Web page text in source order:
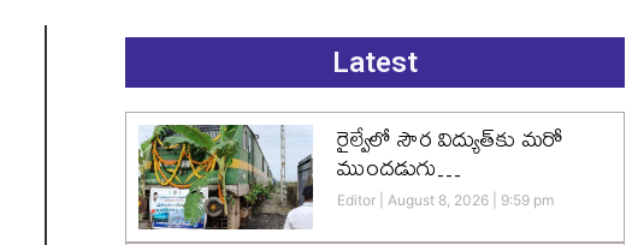
Latest
రైల్వేలో సౌర విద్యుత్‌కు మరో
ముందడుగు…
Editor August 8, 2026 9:59 pm